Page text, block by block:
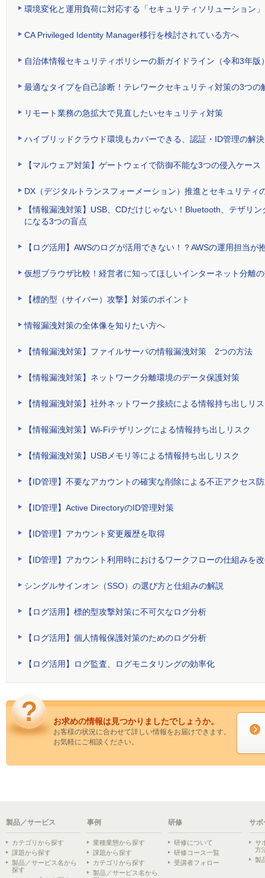
環境変化と運用負荷に対応する「セキュリティソリューション」
CA Privileged Identity Manager移行を検討されている方へ
自治体情報セキュリティポリシーの新ガイドライン（令和3年版
最適なタイプを自己診断！テレワークセキュリティ対策の3つの
リモート業務の急拡大で見直したいセキュリティ対策
ハイブリッドクラウド環境もカバーできる、認証・ID管理の解
【マルウェア対策】ゲートウェイで防御不能な3つの侵入ケース
DX（デジタルトランスフォーメーション）推進とセキュリティ
【情報漏洩対策】USB、CDだけじゃない！Bluetooth、テザリ
になる3つの盲点
【ログ活用】AWSのログが活用できない！？AWSの運用担当が
仮想ブラウザ比較！経営者に知ってほしいインターネット分離
【標的型（サイバー）攻撃】対策のポイント
情報漏洩対策の全体像を知りたい方へ
【情報漏洩対策】ファイルサーバの情報漏洩対策 2つの方法
【情報漏洩対策】ネットワーク分離環境のデータ保護対策
【情報漏洩対策】社外ネットワーク接続による情報持ち出しリ
【情報漏洩対策】Wi-Fiテザリングによる情報持ち出しリスク
【情報漏洩対策】USBメモリ等による情報持ち出しリスク
【ID管理】不要なアカウントの確実な削除による不正アクセス
【ID管理】Active DirectoryのID管理対策
【ID管理】アカウント変更履歴を取得
【ID管理】アカウント利用時におけるワークフローの仕組みを
シングルサインオン（SSO）の選び方と仕組みの解説
【ログ活用】標的型攻撃対策に不可欠なログ分析
【ログ活用】個人情報保護対策のためのログ分析
【ログ活用】ログ監査、ログモニタリングの効率化
お求めの情報は見つかりましたでしょうか。
お客様の状況に合わせて詳しい情報をお届けできます。
お気軽にご相談ください。
製品／サービス
カテゴリから探す
課題から探す
製品／サービス名から
探す
事例
業種業態から探す
課題から探す
カテゴリから探す
製品／サービス名から
研修
研修について
研修コース一覧
受講者フォロー
サポ
サ
方
製